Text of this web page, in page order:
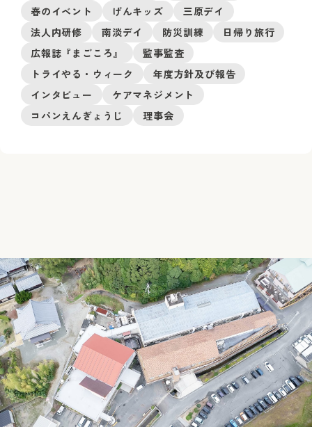
春のイベント
げんキッズ
三原デイ
法人内研修
南淡デイ 防災訓練
日帰り旅行
広報誌『まごころ』
監事監査
トライやる・ウィーク
年度方針及び報告
インタビュー
ケアマネジメント
コパンえんぎょうじ
理事会